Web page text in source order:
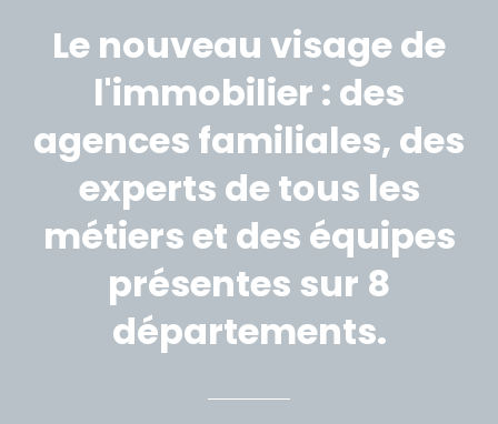
Le nouveau visage de
l'immobilier : des
agences familiales, des
experts de tous les
métiers et des équipes
présentes sur 8
départements.